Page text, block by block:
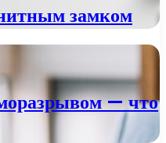
замком
— что